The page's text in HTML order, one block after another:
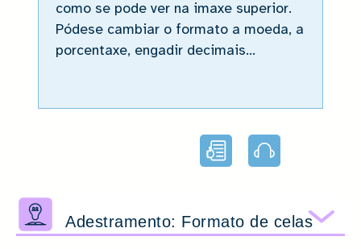
Lectura
facilitada
Audio
como se pode ver na imaxe superior.
Pódese cambiar o formato a moeda, a
porcentaxe, engadir decimais...
Adestramento: Formato de celas